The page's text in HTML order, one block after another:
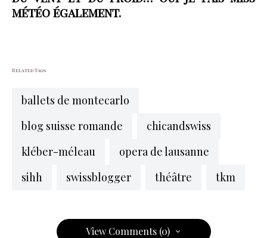
météo également.
Related Tags
ballets de montecarlo
blog suisse romande
chicandswiss
kléber-méleau
opera de lausanne
sihh
swissblogger théâtre tkm
View Comments (0)